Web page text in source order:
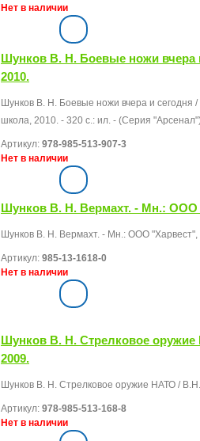
Нет в наличии
Шунков В. Н. Боевые ножи вчера
2010.
Шунков В. Н. Боевые ножи вчера и
школа, 2010. - 320 с.: ил. - (Серия
Артикул: 978-985-513-907-3
Нет в наличии
Шунков В. Н. Вермахт. - Мн.: ООО
Шунков В. Н. Вермахт. - Мн.: ООО "Харвест",
Артикул: 985-13-1618-0
Нет в наличии
Шунков В. Н. Стрелковое
2009.
Шунков В. Н. Стрелковое оружие НАТО /
Артикул: 978-985-513-168-8
Нет в наличии